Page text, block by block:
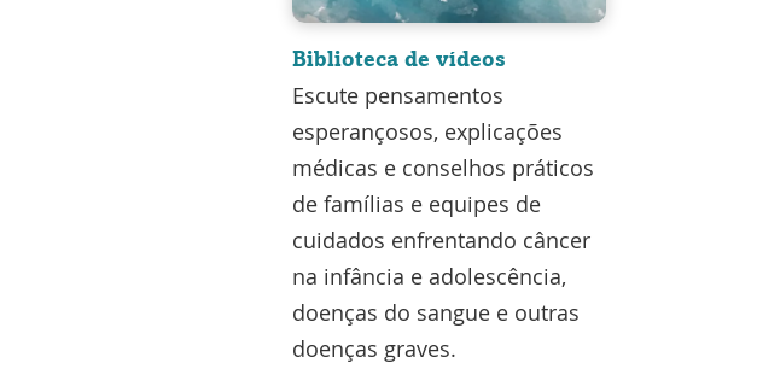
Biblioteca de vídeos
Escute pensamentos
esperançosos, explicações
médicas e conselhos práticos
de famílias e equipes de
cuidados enfrentando câncer
na infância e adolescência,
doenças do sangue e outras
doenças graves.